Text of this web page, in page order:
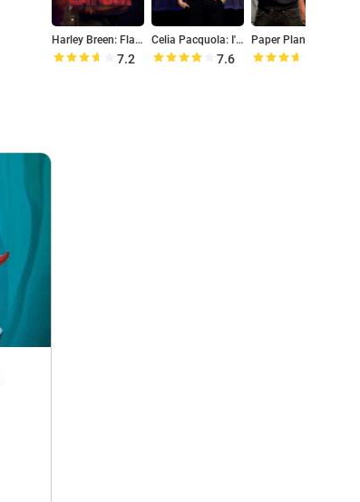
Harley Breen: Flat Out
7.2
Celia Pacquola: I'm As Surprised As You Are
7.6
Paper Planes